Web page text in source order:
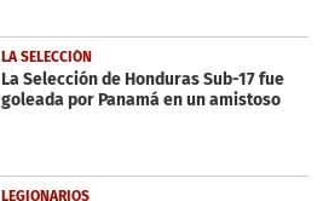
LA SELECCIÓN
La Selección de Honduras Sub-17 fue
goleada por Panamá en un amistoso
LEGIONARIOS